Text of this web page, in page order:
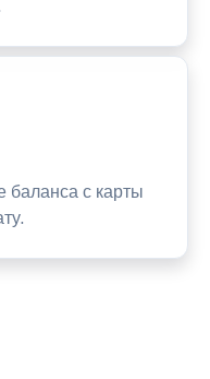
баланса с карты